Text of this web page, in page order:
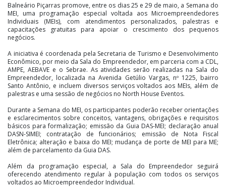
Balneário Piçarras promove, entre os dias 25 e 29 de maio, a Semana do
MEI, uma programação especial voltada aos Microempreendedores
Individuais (MEIs), com atendimentos personalizados, palestras e
capacitações gratuitas para apoiar o crescimento dos pequenos
negócios.
A iniciativa é coordenada pela Secretaria de Turismo e Desenvolvimento
Econômico, por meio da Sala do Empreendedor, em parceria com a CDL,
AMPE, AEBAVE e o Sebrae. As atividades serão realizadas na Sala do
Empreendedor, localizada na Avenida Getúlio Vargas, nº 1225, bairro
Santo Antônio, e incluem diversos serviços voltados aos MEIs, além de
palestras e uma sessão de negócios no North House Eventos.
Durante a Semana do MEI, os participantes poderão receber orientações
e esclarecimentos sobre conceitos, vantagens, obrigações e requisitos
básicos para formalização; emissão da Guia DAS-MEI; declaração anual
DASN-SIMEI; contratação de funcionários; emissão de Nota Fiscal
Eletrônica; alteração e baixa do MEI; mudança de porte de MEI para ME;
além de parcelamento da Guia DAS.
Além da programação especial, a Sala do Empreendedor seguirá
oferecendo atendimento regular à população com todos os serviços
voltados ao Microempreendedor Individual.